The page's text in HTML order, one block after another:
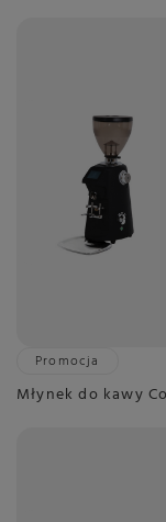
Promocja
Młynek do kawy